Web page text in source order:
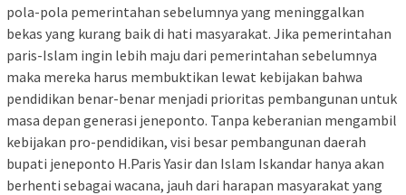
pola-pola pemerintahan sebelumnya yang meninggalkan
bekas yang kurang baik di hati masyarakat. Jika pemerintahan
paris-Islam ingin lebih maju dari pemerintahan sebelumnya
maka mereka harus membuktikan lewat kebijakan bahwa
pendidikan benar-benar menjadi prioritas pembangunan untuk
masa depan generasi jeneponto. Tanpa keberanian mengambil
kebijakan pro-pendidikan, visi besar pembangunan daerah
bupati jeneponto H.Paris Yasir dan Islam Iskandar hanya akan
berhenti sebagai wacana, jauh dari harapan masyarakat yang